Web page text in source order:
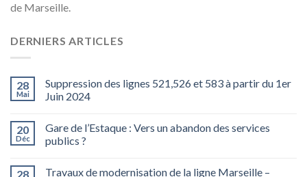
de Marseille.
DERNIERS ARTICLES
28
Mai
Suppression des lignes 521,526 et 583 à partir du 1er
Juin 2024
20
Déc
Gare de l’Estaque : Vers un abandon des services
publics ?
28 Travaux de modernisation de la ligne Marseille –